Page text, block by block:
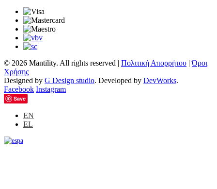
© 2026 Mantility. All rights reserved | Πολιτική Απορρήτου |Όροι
Χρήσης
Designed by G Design studio. Developed by DevWorks.
Facebook Instagram
Save
EN
EL